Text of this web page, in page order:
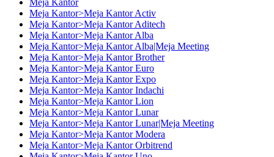
Meja Kantor>Meja Kantor Activ
Meja Kantor>Meja Kantor Aditech
Meja Kantor>Meja Kantor Alba
Meja Kantor>Meja Kantor Alba|Meja Meeting
Meja Kantor>Meja Kantor Brother
Meja Kantor>Meja Kantor Euro
Meja Kantor>Meja Kantor Expo
Meja Kantor>Meja Kantor Indachi
Meja Kantor>Meja Kantor Lion
Meja Kantor>Meja Kantor Lunar
Meja Kantor>Meja Kantor Lunar|Meja Meeting
Meja Kantor>Meja Kantor Modera
Meja Kantor>Meja Kantor Orbitrend